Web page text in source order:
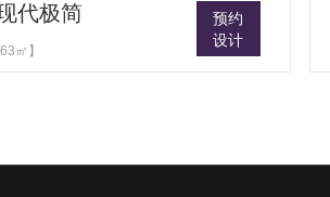
代极简
㎡】
预约
设计